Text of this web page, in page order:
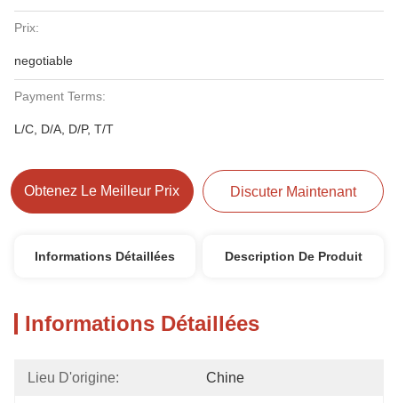
Prix:
negotiable
Payment Terms:
L/C, D/A, D/P, T/T
Obtenez Le Meilleur Prix Discuter Maintenant
Informations Détaillées Description De Produit
Informations Détaillées
Lieu D'origine: Chine